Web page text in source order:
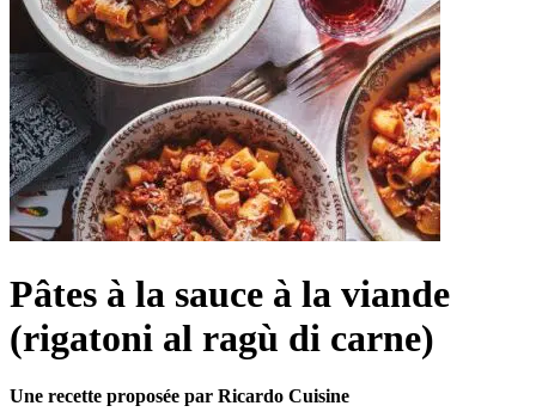
Pâtes à la sauce à la viande
(rigatoni al ragù di carne)
Une recette proposée par Ricardo Cuisine